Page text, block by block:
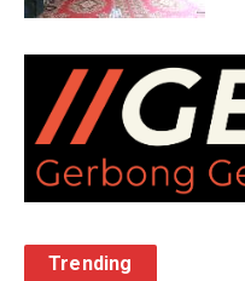
Trending